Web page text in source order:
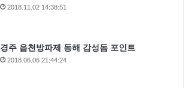
2018.11.02 14:38:51
경주 읍천방파제 동해 감성돔 포인트
2018.06.06 21:44:24